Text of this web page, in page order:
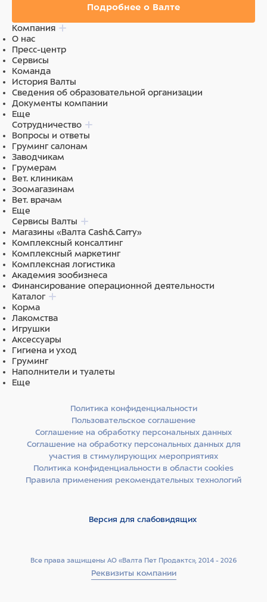
Подробнее о Валте
Компания
О нас
Пресс-центр
Сервисы
Команда
История Валты
Сведения об образовательной организации
Документы компании
Еще
Сотрудничество
Вопросы и ответы
Груминг салонам
Заводчикам
Грумерам
Вет. клиникам
Зоомагазинам
Вет. врачам
Еще
Сервисы Валты
Магазины «Валта Cash&Carry»
Комплексный консалтинг
Комплексный маркетинг
Комплексная логистика
Академия зообизнеса
Финансирование операционной деятельности
Каталог
Корма
Лакомства
Игрушки
Аксессуары
Гигиена и уход
Груминг
Наполнители и туалеты
Еще
Все права защищены АО «Валта Пет Продактс», 2014 - 2026
Реквизиты компании
Политика конфиденциальности
Пользовательское соглашение
Соглашение на обработку персональных данных
Соглашение на обработку персональных данных для
участия в стимулирующих мероприятиях
Политика конфиденциальности в области cookies
Правила применения рекомендательных технологий
Версия для слабовидящих